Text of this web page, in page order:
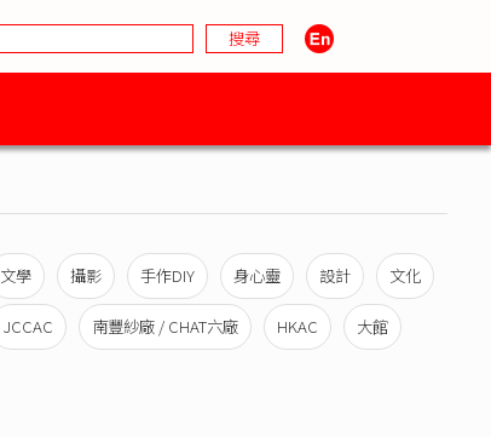
文學 攝影 手作DIY 身心靈 設計 文化
JCCAC 南豐紗廠 / CHAT六廠 HKAC 大館